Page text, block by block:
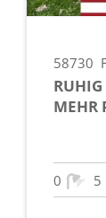
58730
MEHR
0 5